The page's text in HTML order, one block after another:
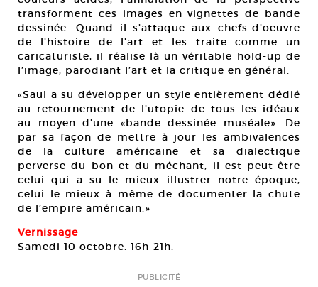
transforment ces images en vignettes de bande
dessinée. Quand il s’attaque aux chefs-d’oeuvre
de l’histoire de l’art et les traite comme un
caricaturiste, il réalise là un véritable hold-up de
l’image, parodiant l’art et la critique en général.
«Saul a su développer un style entièrement dédié
au retournement de l’utopie de tous les idéaux
au moyen d’une «bande dessinée muséale». De
par sa façon de mettre à jour les ambivalences
de la culture américaine et sa dialectique
perverse du bon et du méchant, il est peut-être
celui qui a su le mieux illustrer notre époque,
celui le mieux à même de documenter la chute
de l’empire américain.»
Vernissage
Samedi 10 octobre. 16h-21h.
PUBLICITÉ